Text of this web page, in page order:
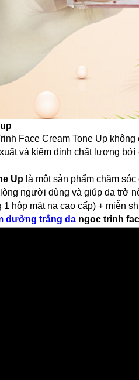
Face Cream Tone Up
và kiểm định chất lượng
Up là một sản phẩm chăm
người dùng và giúp da trở
hộp mặt nạ cao cấp) + miễn
dưỡng trắng da ngoc trinh